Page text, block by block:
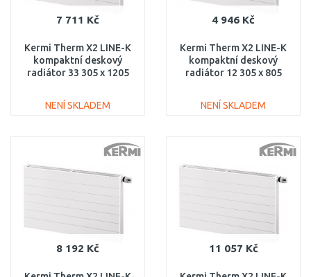
7 711 Kč
Kermi Therm X2 LINE-K
kompaktní deskový
radiátor 33 305 x 1205
NENÍ SKLADEM
4 946 Kč
Kermi Therm X2 LINE-K
kompaktní deskový
radiátor 12 305 x 805
NENÍ SKLADEM
8 192 Kč 11 057 Kč